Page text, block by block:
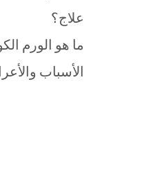
علاج؟
ما هو الورم
الأسباب